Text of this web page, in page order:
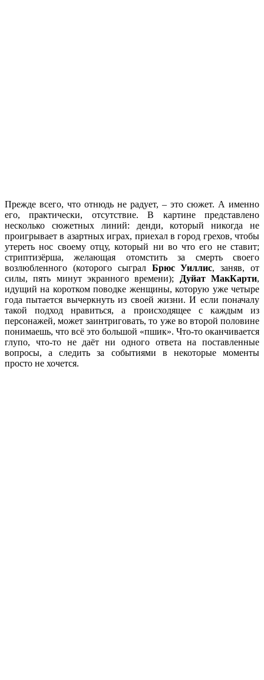
Прежде всего, что отнюдь не радует, – это сюжет. А именно
его, практически, отсутствие. В картине представлено
несколько сюжетных линий: денди, который никогда не
проигрывает в азартных играх, приехал в город грехов, чтобы
утереть нос своему отцу, который ни во что его не ставит;
стриптизёрша, желающая отомстить за смерть своего
возлюбленного (которого сыграл Брюс Уиллис, заняв, от
силы, пять минут экранного времени);
Дуйат МакКарти,
идущий на коротком поводке женщины, которую уже четыре
года пытается вычеркнуть из своей жизни. И если поначалу
такой подход нравиться, а происходящее с каждым из
персонажей, может заинтриговать, то уже во второй половине
понимаешь, что всё это большой «пшик». Что-то оканчивается
глупо, что-то не даёт ни одного ответа на поставленные
вопросы, а следить за событиями в некоторые моменты
просто не хочется.